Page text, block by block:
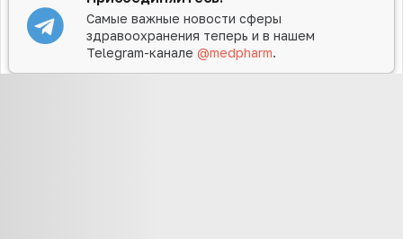
Самые важные новости сферы
здравоохранения теперь и в нашем
Telegram-канале@medpharm.